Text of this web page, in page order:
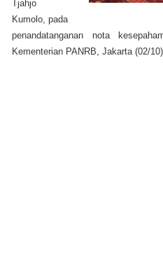
Tjahjo
Kumolo, pada
penandatanganan nota
Kementerian PANRB, Jakarta (02/10).